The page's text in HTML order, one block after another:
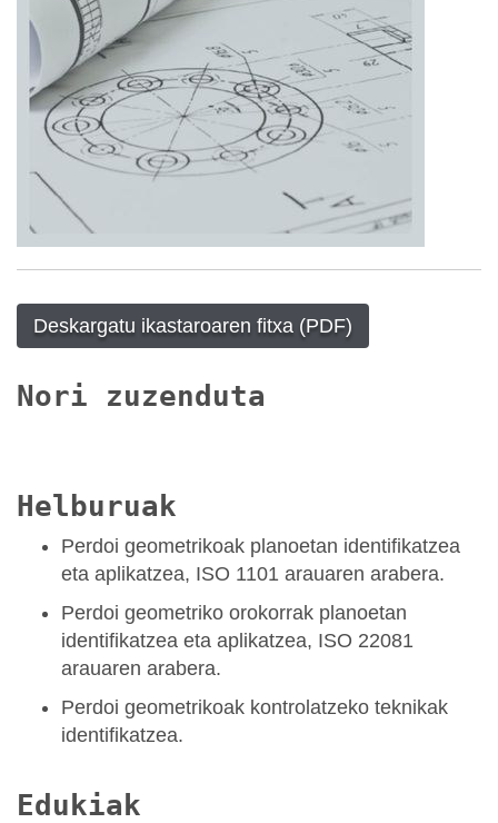
Deskargatu ikastaroaren fitxa (PDF)
Nori zuzenduta
Helburuak
Perdoi geometrikoak planoetan identifikatzea
eta aplikatzea, ISO 1101 arauaren arabera.
Perdoi geometriko orokorrak planoetan
identifikatzea eta aplikatzea, ISO 22081
arauaren arabera.
Perdoi geometrikoak kontrolatzeko teknikak
identifikatzea.
Edukiak